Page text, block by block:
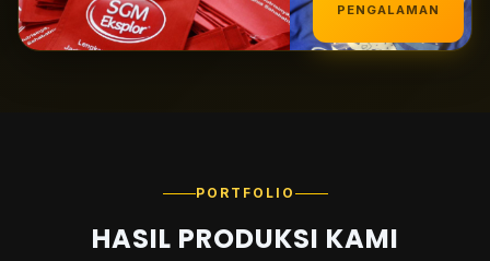
PENGALAMAN
PORTFOLIO
HASIL PRODUKSI KAMI